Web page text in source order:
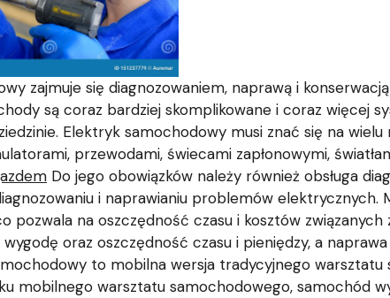
zajmuje się diagnozowaniem, naprawą i
są coraz bardziej skomplikowane i coraz
Elektryk samochodowy musi znać się na
przewodami, świecami zapłonowymi,
Do jego obowiązków należy również obsługa
i naprawianiu problemów elektrycznych.
pozwala na oszczędność czasu i kosztów
oraz oszczędność czasu i pieniędzy, a
to mobilna wersja tradycyjnego
mobilnego warsztatu samochodowego, samochód